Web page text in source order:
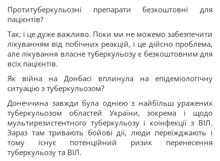
Протитуберкульозні препарати безкоштовні для
пацієнтів?
Так, і це дуже важливо. Поки ми не можемо забезпечити
лікуванням від побічних реакцій, і це дійсно проблема,
але лікування власне туберкульозу є безкоштовним для
всіх пацієнтів.
Як війна на Донбасі вплинула на епідеміологічну
ситуацію з туберкульозом?
Донеччина завжди була однією з найбільш уражених
туберкульозом областей України, зокрема і щодо
мультирезистентного туберкульозу і коінфекції з ВІЛ.
Зараз там тривають бойові дії, люди переїжджають і
тому існує потенційний ризик перенесення
туберкульозу та ВІЛ.